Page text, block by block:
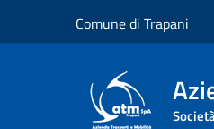
Comune di Trapani